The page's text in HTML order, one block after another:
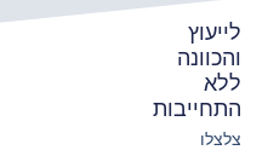
לייעוץ
והכוונה
ללא
התחייבות
צלצלו